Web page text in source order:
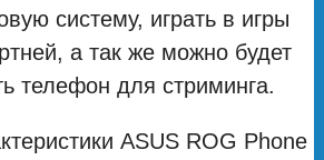
систему, играть в игры
а так же можно будет
телефон для стриминга.
ASUS ROG Phone